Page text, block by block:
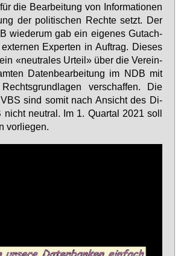
die Be­ar­bei­tung von In­for­ma­tio­nen
der po­li­ti­schen Rech­te setzt. Der
wie­der­um gab ein ei­ge­nes Gut­ach­
Ex­per­ten in Auf­trag. Die­ses
«neu­tra­les Ur­teil» über die Ver­ein­
Da­ten­be­ar­bei­tung im NDB mit
ver­schaf­fen. Die
sind so­mit nach An­sicht des Di­
neu­tral. Im 1. Quar­tal 2021 soll
vor­lie­gen.